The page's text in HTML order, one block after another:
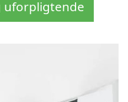
uforpligtende